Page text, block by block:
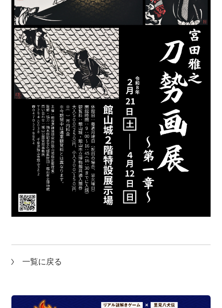
一覧に戻る